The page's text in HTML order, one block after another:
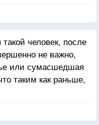
человек, после
не важно,
или сумасшедшая
таким как раньше,